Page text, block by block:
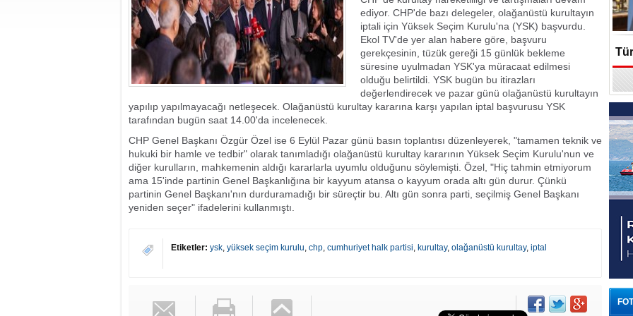
ediyor. CHP'de bazı delegeler, olağanüstü kurultayın
iptali için Yüksek Seçim Kurulu'na (YSK) başvurdu.
Ekol TV'de yer alan habere göre, başvuru
gerekçesinin, tüzük gereği 15 günlük bekleme
süresine uyulmadan YSK'ya müracaat edilmesi
olduğu belirtildi. YSK bugün bu itirazları
değerlendirecek ve pazar günü olağanüstü kurultayın
yapılıp yapılmayacağı netleşecek. Olağanüstü kurultay kararına karşı yapılan iptal başvurusu YSK
tarafından bugün saat 14.00'da incelenecek.
CHP Genel Başkanı Özgür Özel ise 6 Eylül Pazar günü basın toplantısı düzenleyerek, "tamamen teknik ve
hukuki bir hamle ve tedbir" olarak tanımladığı olağanüstü kurultay kararının Yüksek Seçim Kurulu'nun ve
diğer kurulların, mahkemenin aldığı kararlarla uyumlu olduğunu söylemişti. Özel, "Hiç tahmin etmiyorum
ama 15'inde partinin Genel Başkanlığına bir kayyum atansa o kayyum orada altı gün durur. Çünkü
partinin Genel Başkanı'nın durduramadığı bir süreçtir bu. Altı gün sonra parti, seçilmiş Genel Başkanı
yeniden seçer" ifadelerini kullanmıştı.
Etiketler: ysk, yüksek seçim kurulu, chp, cumhuriyet halk partisi, kurultay, olağanüstü kurultay, iptal